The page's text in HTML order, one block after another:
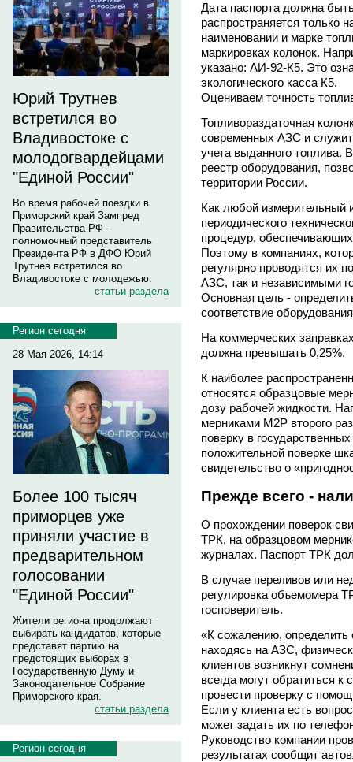
Юрий Трутнев
встретился во
Владивостоке с
молодогвардейцами
"Единой России"
Во время рабочей поездки в
Приморский край Зампред
Правительства РФ –
полномочный представитель
Президента РФ в ДФО Юрий
Трутнев встретился во
Владивостоке с молодежью.
статьи раздела
Регион сегодня
28 Мая 2026, 14:14
Более 100 тысяч
приморцев уже
приняли участие в
предварительном
голосовании
"Единой России"
Жители региона продолжают
выбирать кандидатов, которые
представят партию на
предстоящих выборах в
Государственную Думу и
Законодательное Собрание
Приморского края.
статьи раздела
Регион сегодня
Дата паспорта должна
распространяется только
наименовании и марке
маркировках колонок.
указано: АИ-92-К5. Это
экологического касса К5.
Оцениваем точность
Топливораздаточная
современных АЗС и
учета выданного топлива.
реестр оборудования,
территории России.
Как любой измерительный
периодического
процедур,
Поэтому в компаниях,
регулярно проводятся их
АЗС, так и независимыми
Основная цель -
соответствие
На коммерческих
должна превышать 0,25%.
К наиболее
относятся образцовые
дозу рабочей жидкости.
мерниками М2Р второго
поверку в
положительной поверке
свидетельство о
Прежде всего -
О прохождении поверок
ТРК, на образцовом
журналах. Паспорт ТРК
В случае переливов или
регулировка объемомера
госповеритель.
«К сожалению, определить
находясь на АЗС,
клиентов возникнут
всегда могут обратиться
провести проверку с
Если у клиента есть
может задать их по
Руководство компании
результатах сообщит